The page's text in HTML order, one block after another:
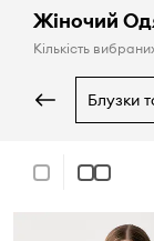
Жіночий
Кількість
блузки